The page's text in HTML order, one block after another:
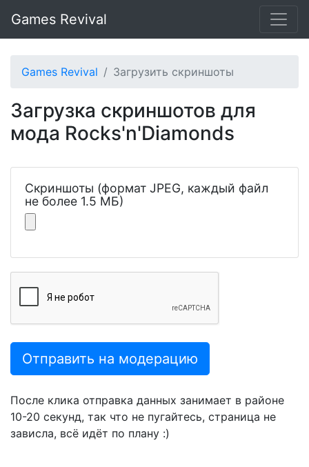
Games Revival
Games Revival Загрузить скриншоты
Загрузка скриншотов для
мода Rocks'n'Diamonds
Скриншоты (формат JPEG, каждый файл
не более 1.5 МБ)
Отправить на модерацию
После клика отправка данных занимает в районе
10-20 секунд, так что не пугайтесь, страница не
зависла, всё идёт по плану :)